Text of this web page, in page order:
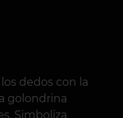
dedos con la
golondrina
Simboliza